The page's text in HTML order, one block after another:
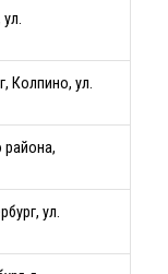
Колпино, ул.
района,
ул.